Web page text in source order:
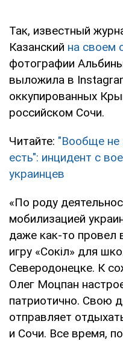
Так, известный
Казанский на своем
фотографии
выложила в
оккупированных
российском Сочи.
Читайте: "Вообще не
есть": инцидент с
украинцев
«По роду
мобилизацией
даже как-то провел
игру «Сокіл» для
Северодонецке. К
Олег Моцпан
патриотично. Свою
отправляет
и Сочи. Все время,